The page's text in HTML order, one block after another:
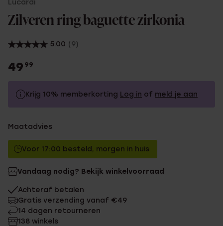
Lucardi
Zilveren ring baguette zirkonia
5.00 (9)
49 99
Krijg 10% memberkorting Log in of meld je aan
Zonder memberkorting
Maatadvies
Voor 17:00 besteld, morgen in huis
Vandaag nodig? Bekijk winkelvoorraad
Achteraf betalen
Gratis verzending vanaf €49
14 dagen retourneren
138 winkels